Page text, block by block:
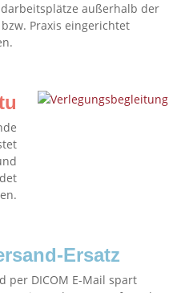
außerhalb der
Praxis eingerichtet
Ersatz
per DICOM E-Mail spart